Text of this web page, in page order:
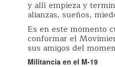
y allí empieza y
alianzas, sueños,
Es en este momento
conformar el
sus amigos del
Militancia en el M-19